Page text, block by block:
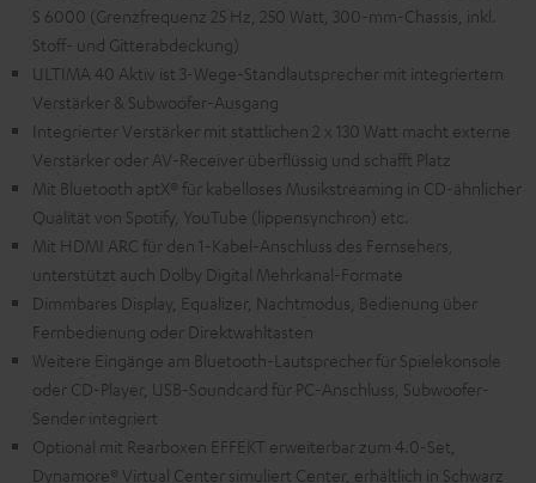
S 6000 (Grenzfrequenz 25 Hz, 250 Watt, 300-mm-Chassis, inkl.
Stoff- und Gitterabdeckung)
ULTIMA 40 Aktiv ist 3-Wege-Standlautsprecher mit integriertem
Verstärker & Subwoofer-Ausgang
Integrierter Verstärker mit stattlichen 2 x 130 Watt macht externe
Verstärker oder AV-Receiver überflüssig und schafft Platz
Mit Bluetooth aptX® für kabelloses Musikstreaming in CD-ähnlicher
Qualität von Spotify, YouTube (lippensynchron) etc.
Mit HDMI ARC für den 1-Kabel-Anschluss des Fernsehers,
unterstützt auch Dolby Digital Mehrkanal-Formate
Dimmbares Display, Equalizer, Nachtmodus, Bedienung über
Fernbedienung oder Direktwahltasten
Weitere Eingänge am Bluetooth-Lautsprecher für Spielekonsole
oder CD-Player, USB-Soundcard für PC-Anschluss, Subwoofer-
Sender integriert
Optional mit Rearboxen EFFEKT erweiterbar zum 4.0-Set,
Dynamore® Virtual Center simuliert Center, erhältlich in Schwarz